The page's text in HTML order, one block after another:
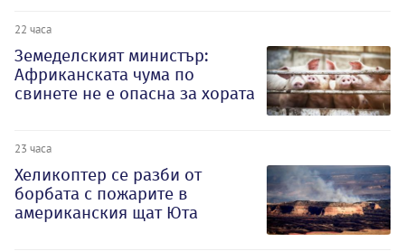
22 часа
Земеделският министър:
Африканската чума по
свинете не е опасна за хората
23 часа
Хеликоптер се разби от
борбата с пожарите в
американския щат Юта